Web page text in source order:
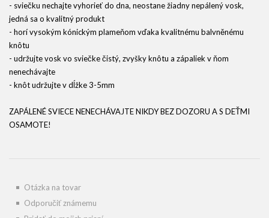
- sviečku nechajte vyhorieť do dna, neostane žiadny nepálený vosk,
jedná sa o kvalitný produkt
- horí vysokým kónickým plameňom vďaka kvalitnému balvněnému
knôtu
- udržujte vosk vo sviečke čistý, zvyšky knôtu a zápaliek v ňom
nenechávajte
- knôt udržujte v dĺžke 3-5mm
ZAPÁLENÉ SVIECE NENECHÁVAJTE NIKDY BEZ DOZORU A S DEŤMI
OSAMOTE!
Otázka na tovar
Odporučiť známemu